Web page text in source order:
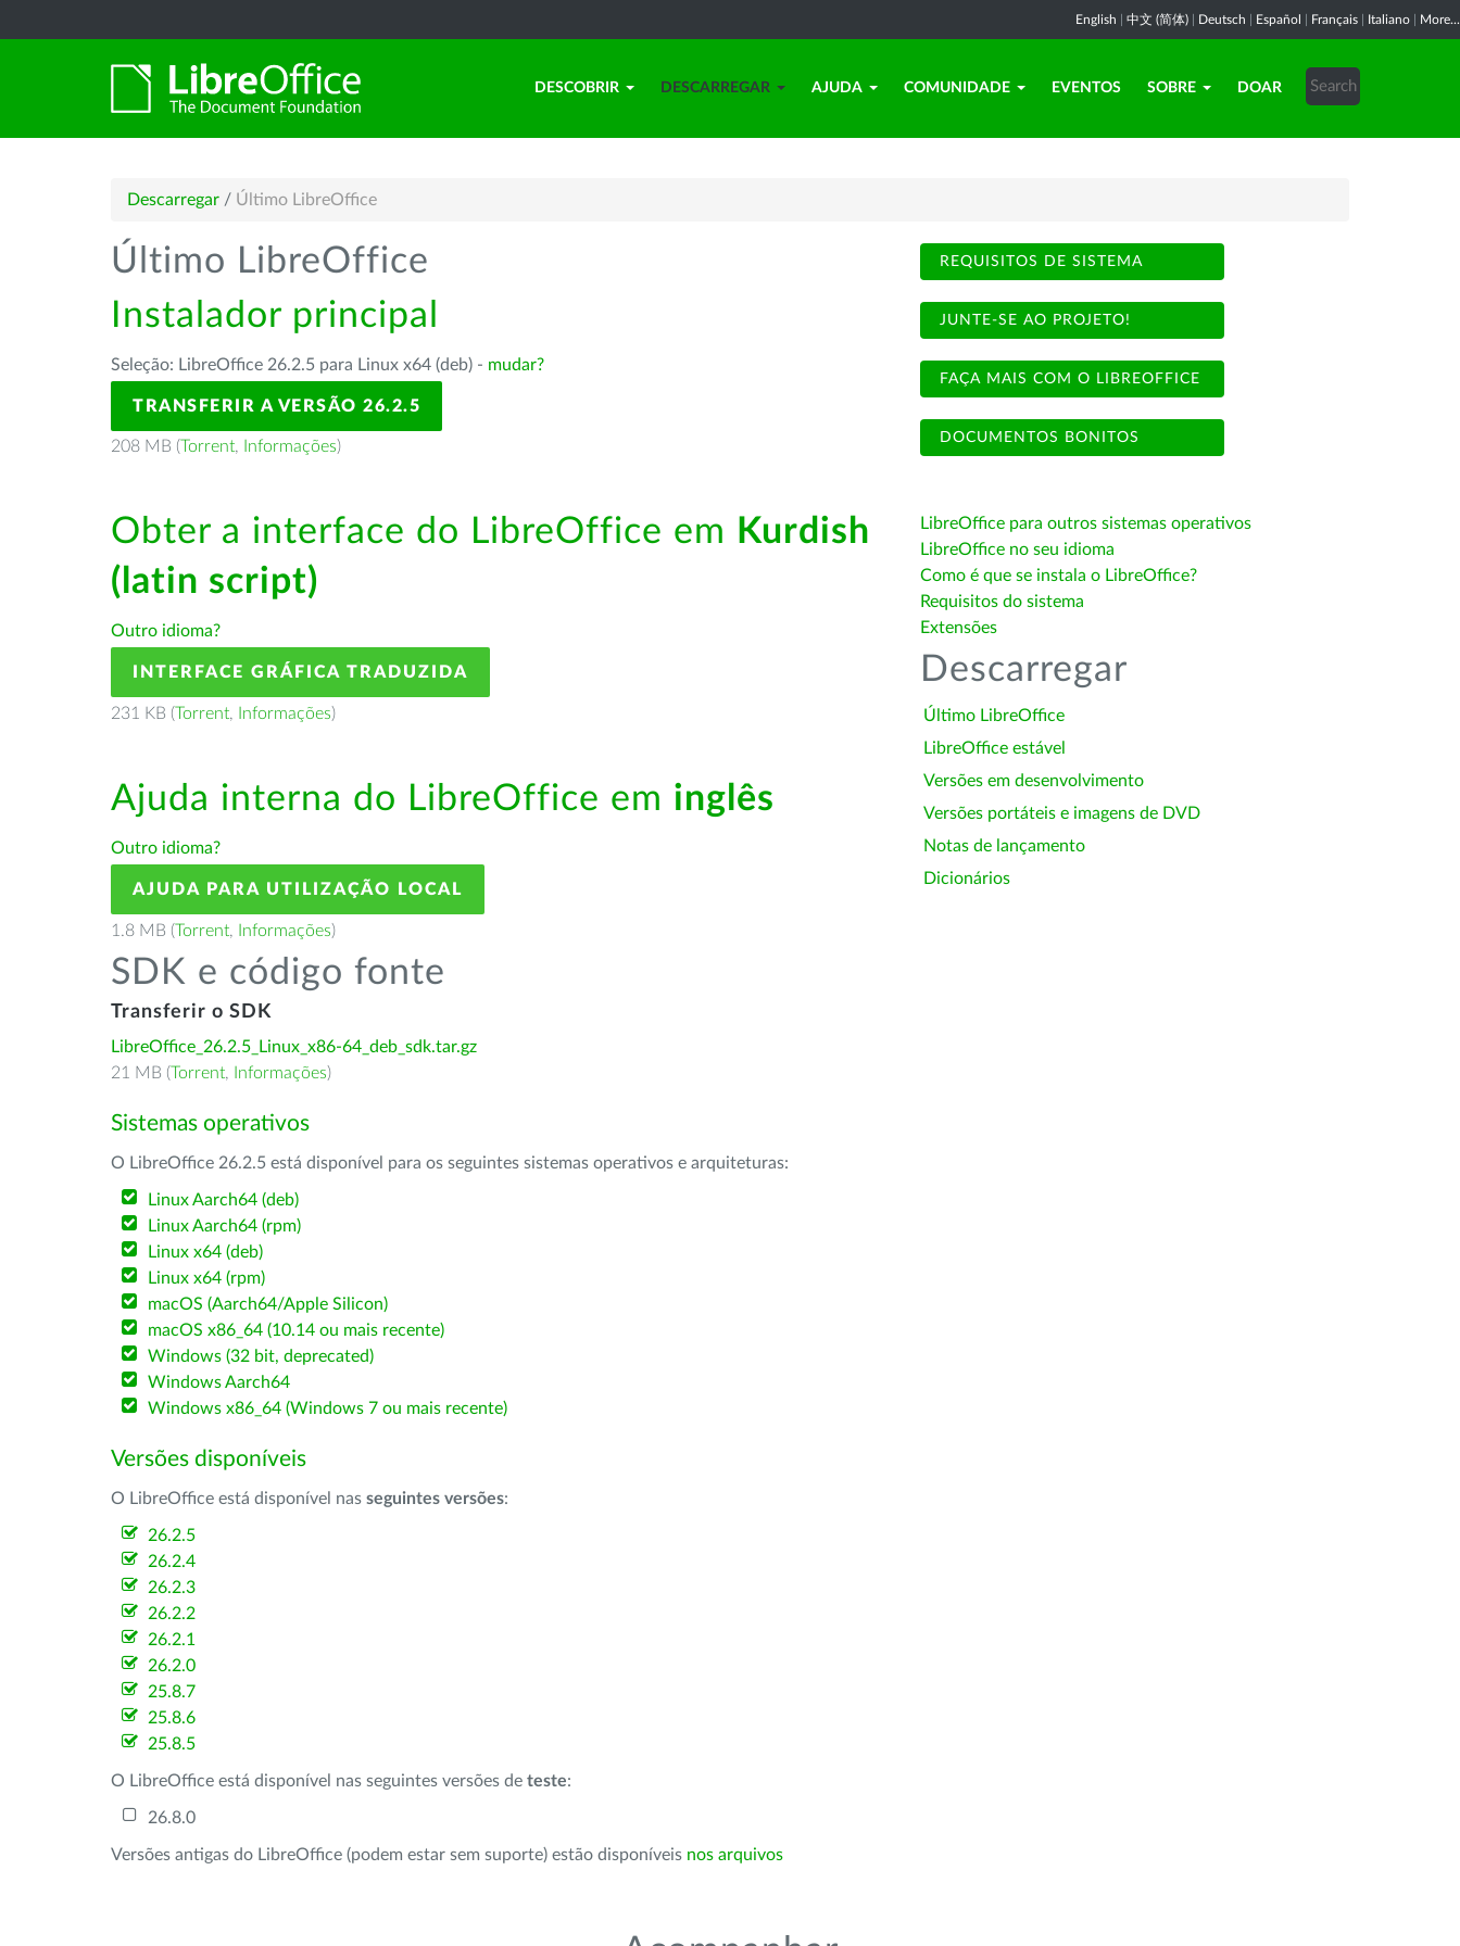
English 中文 (简体) Deutsch Español Français Italiano More...
DESCOBRIR DESCARREGAR AJUDA COMUNIDADE EVENTOS SOBRE DOAR
Descarregar / Último LibreOffice
Último LibreOffice
Instalador principal
Seleção: LibreOffice 26.2.5 para Linux x64 (deb) - mudar?
TRANSFERIR A VERSÃO 26.2.5
208 MB (Torrent, Informações)
Obter a interface do LibreOffice em Kurdish
(latin script)
Outro idioma?
INTERFACE GRÁFICA TRADUZIDA
231 KB (Torrent, Informações)
Ajuda interna do LibreOffice em inglês
Outro idioma?
AJUDA PARA UTILIZAÇÃO LOCAL
1.8 MB (Torrent, Informações)
SDK e código fonte
Transferir o SDK
LibreOffice_26.2.5_Linux_x86-64_deb_sdk.tar.gz
21 MB (Torrent, Informações)
Sistemas operativos
O LibreOffice 26.2.5 está disponível para os seguintes sistemas operativos e arquiteturas:
Linux Aarch64 (deb)
Linux Aarch64 (rpm)
Linux x64 (deb)
Linux x64 (rpm)
macOS (Aarch64/Apple Silicon)
macOS x86_64 (10.14 ou mais recente)
Windows (32 bit, deprecated)
Windows Aarch64
Windows x86_64 (Windows 7 ou mais recente)
Versões disponíveis
O LibreOffice está disponível nas seguintes versões:
26.2.5
26.2.4
26.2.3
26.2.2
26.2.1
26.2.0
25.8.7
25.8.6
25.8.5
O LibreOffice está disponível nas seguintes versões de teste:
26.8.0
Versões antigas do LibreOffice (podem estar sem suporte) estão disponíveis nos arquivos
REQUISITOS DE SISTEMA
JUNTE-SE AO PROJETO!
FAÇA MAIS COM O LIBREOFFICE
DOCUMENTOS BONITOS
LibreOffice para outros sistemas operativos
LibreOffice no seu idioma
Como é que se instala o LibreOffice?
Requisitos do sistema
Extensões
Descarregar
Último LibreOffice
LibreOffice estável
Versões em desenvolvimento
Versões portáteis e imagens de DVD
Notas de lançamento
Dicionários